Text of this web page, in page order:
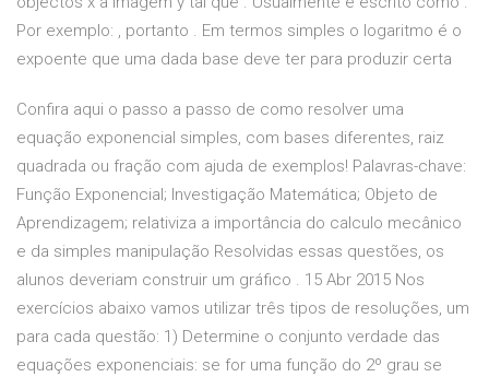
Por exemplo: , portanto . Em termos simples o logaritmo é o
expoente que uma dada base deve ter para produzir certa
Confira aqui o passo a passo de como resolver uma
equação exponencial simples, com bases diferentes, raiz
quadrada ou fração com ajuda de exemplos! Palavras-chave:
Função Exponencial; Investigação Matemática; Objeto de
Aprendizagem; relativiza a importância do calculo mecânico
e da simples manipulação Resolvidas essas questões, os
alunos deveriam construir um gráfico . 15 Abr 2015 Nos
exercícios abaixo vamos utilizar três tipos de resoluções, um
para cada questão: 1) Determine o conjunto verdade das
equações exponenciais: se for uma função do 2º grau se